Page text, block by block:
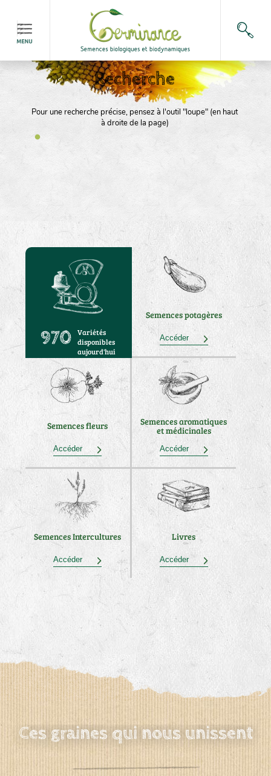
Recherche
Pour une recherche précise, pensez à l'outil "loupe" (en haut
à droite de la page)
970
Variétés
disponibles
aujourd'hui
Semences potagères
Accéder
Semences fleurs
Accéder
Semences aromatiques
et médicinales
Accéder
Semences Intercultures
Accéder
Livres
Accéder
Ces graines qui nous unissent